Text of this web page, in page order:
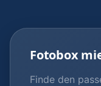
Fotobox
Finde den